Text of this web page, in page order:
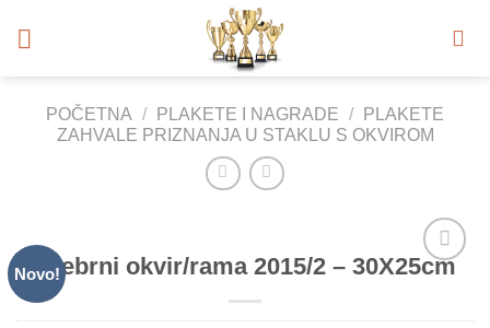
POČETNA / PLAKETE I NAGRADE /
PLAKETE
ZAHVALE PRIZNANJA U STAKLU S OKVIROM
Novo!
Srebrni okvir/rama 2015/2 – 30X25cm